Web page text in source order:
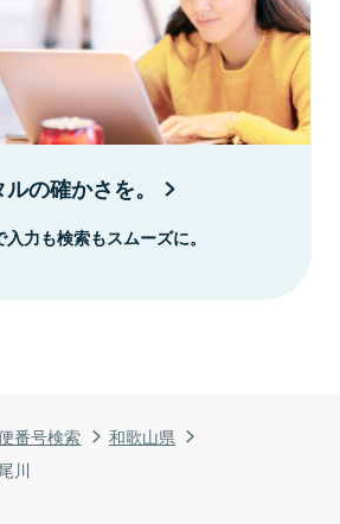
番号検索
和歌山県
川
の確かさを。
力も検索もスムーズに。